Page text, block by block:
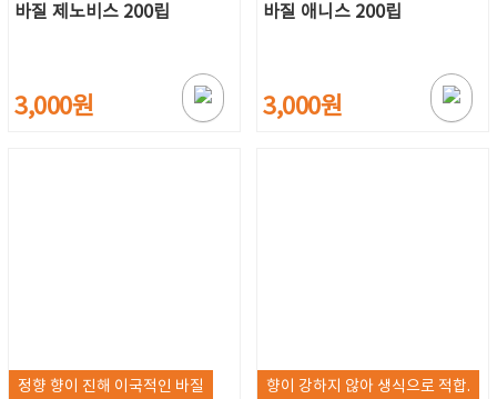
바질 제노비스 200립
3,000원
바질 애니스 200립
3,000원
정향 향이 진해 이국적인 바질 향이 강하지 않아 생식으로 적합.